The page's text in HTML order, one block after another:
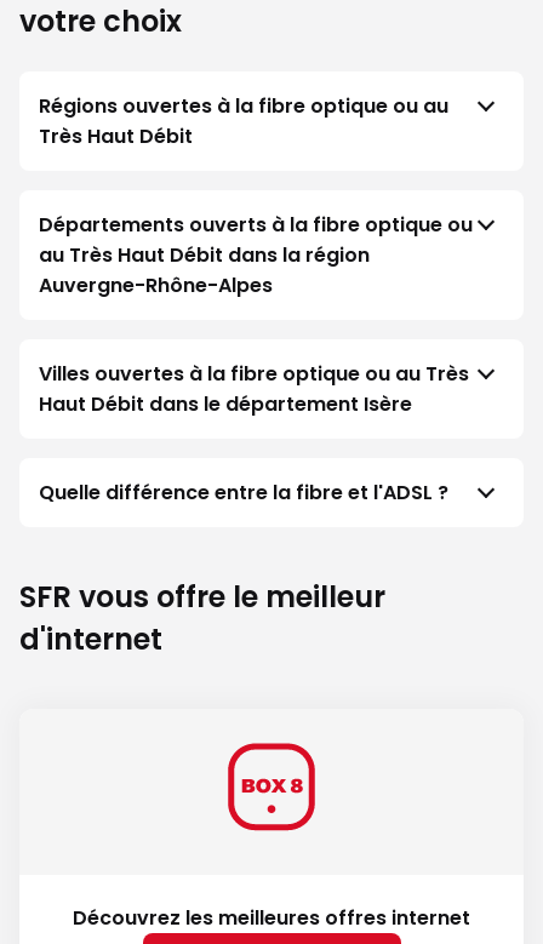
votre choix
Régions ouvertes à la fibre optique ou au
Très Haut Débit
Départements ouverts à la fibre optique ou
au Très Haut Débit dans la région
Auvergne-Rhône-Alpes
Villes ouvertes à la fibre optique ou au Très
Haut Débit dans le département Isère
Quelle différence entre la fibre et l'ADSL ?
SFR vous offre le meilleur
d'internet
Découvrez les meilleures offres internet